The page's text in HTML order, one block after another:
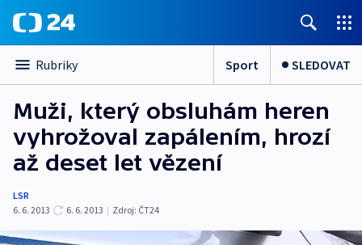
Rubriky Sport SLEDOVAT
Muži, který obsluhám heren
vyhrožoval zapálením, hrozí
až deset let vězení
LSR
6. 6. 2013
6. 6. 2013 | Zdroj: ČT24